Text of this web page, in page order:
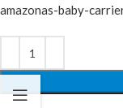
amazonas-baby-